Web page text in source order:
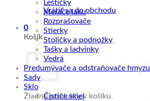
Vrátiť sa do obchodu
0
Košík
Žiadne produkty v košíku.
Leštičky
Merače laku
Rozprašovače
Stierky
Stoličky a podnožky
Tašky a ladvinky
Vedrá
Predumývače a odstraňovače hmyzu
Sady
Sklo
Čističe skiel